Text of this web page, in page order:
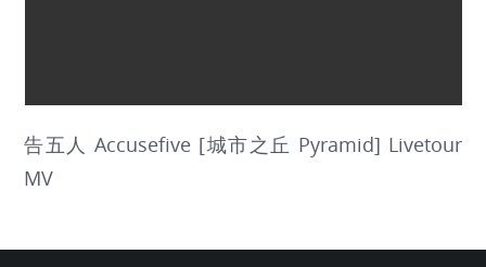
告五人 Accusefive [城市之丘 Pyramid] Livetour
MV